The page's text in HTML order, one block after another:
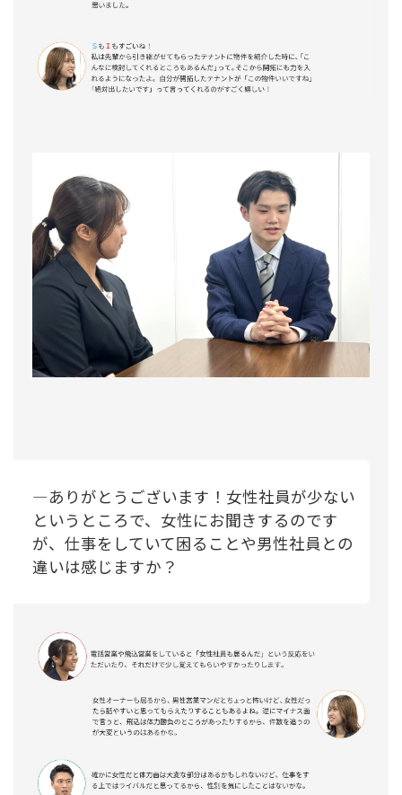
―ありがとうございます！女性社員が少ない
というところで、女性にお聞きするのです
が、仕事をしていて困ることや男性社員との
違いは感じますか？